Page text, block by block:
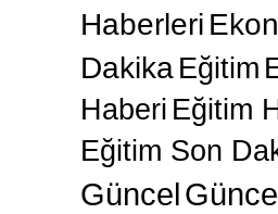
Haberleri
Dakika Eğitim
Haberi Eğitim
Eğitim Son
GüncelGüncel